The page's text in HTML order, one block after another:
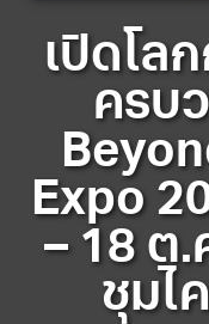
เปิดโล
ครบ
Expo
– 18 ต
ชุมไ